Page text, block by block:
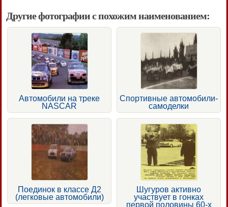
Другие фотографии с похожим наименованием:
Автомобили на треке
NASCAR
Спортивные автомобили-
самоделки
Поединок в классе Д2
(легковые автомобили)
Шугуров активно
участвует в гонках
первой половины 60-х